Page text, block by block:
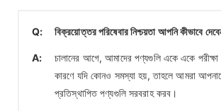
Q: বিক্রয়োত্তর পরিষেবার নিশ্চয়তা আপনি কীভাবে
A:
চালানের আগে, আমাদের পণ্যগুলি একে একে
কারণে যদি কোনও সমস্যা হয়, তাহলে আমরা
প্রতিস্থাপিত পণ্যগুলি সরবরাহ করব।